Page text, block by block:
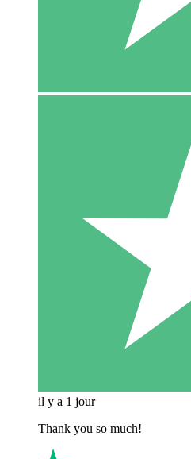
il y a 1 jour
Thank you so much!